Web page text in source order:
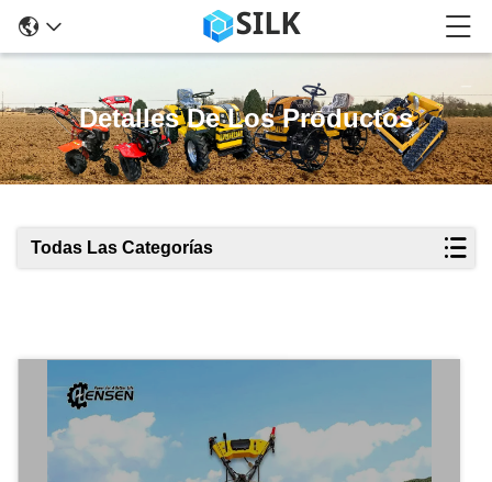
Detalles De Los Productos
Todas Las Categorías